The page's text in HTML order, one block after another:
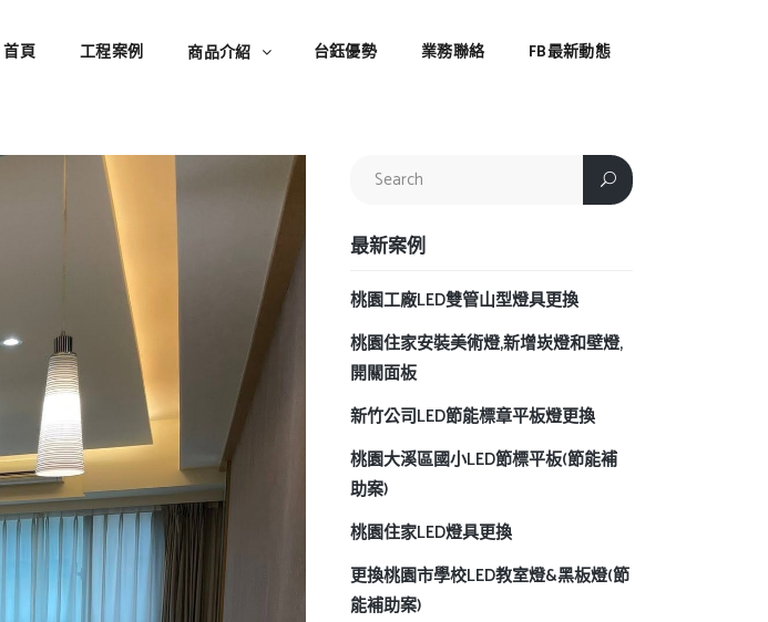
首頁 工程案例 商品介紹 台鈺優勢 業務聯絡 FB最新動態
最新案例
桃園工廠LED雙管山型燈具更換
桃園住家安裝美術燈,新增崁燈和壁燈,
開關面板
新竹公司LED節能標章平板燈更換
桃園大溪區國小LED節標平板(節能補
助案)
桃園住家LED燈具更換
更換桃園市學校LED教室燈&黑板燈(節
能補助案)